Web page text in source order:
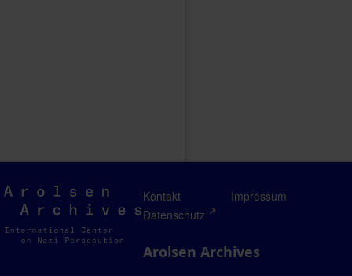
Arolsen
Archives
Kontakt
Impressum
Datenschutz
Arolsen Archives